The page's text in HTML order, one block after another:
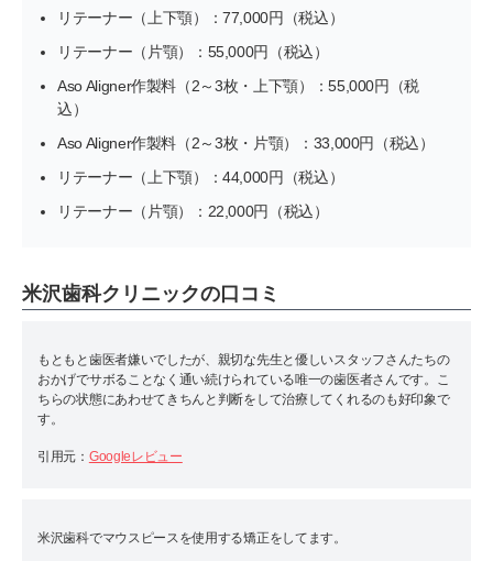
リテーナー（上下顎）：77,000円（税込）
リテーナー（片顎）：55,000円（税込）
Aso Aligner作製料（2～3枚・上下顎）：55,000円（税
込）
Aso Aligner作製料（2～3枚・片顎）：33,000円（税込）
リテーナー（上下顎）：44,000円（税込）
リテーナー（片顎）：22,000円（税込）
米沢歯科クリニックの口コミ
もともと歯医者嫌いでしたが、親切な先生と優しいスタッフさんたちの
おかげでサボることなく通い続けられている唯一の歯医者さんです。こ
ちらの状態にあわせてきちんと判断をして治療してくれるのも好印象で
す。
引用元： Googleレビュー
米沢歯科でマウスピースを使用する矯正をしてます。